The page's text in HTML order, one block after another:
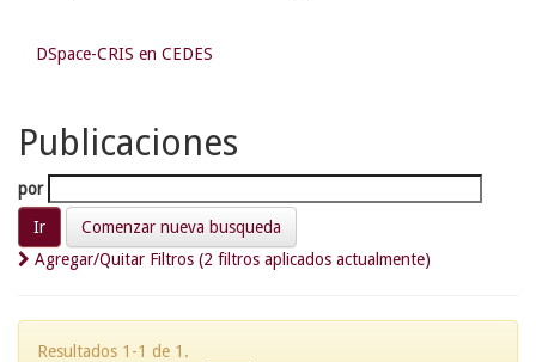
DSpace-CRIS en CEDES
Publicaciones
por
Comenzar nueva busqueda
Agregar/Quitar Filtros (2 filtros aplicados actualmente)
Resultados 1-1 de 1.